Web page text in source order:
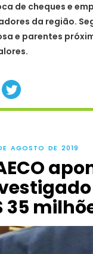
de cheques e
da região.
e parentes
AGOSTO DE 2019
35